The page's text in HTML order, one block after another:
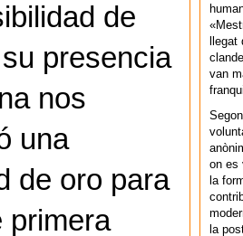
de
presencia
nos
una
de oro para
primera
van
on es
la
la